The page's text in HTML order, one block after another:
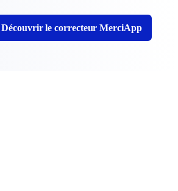
Découvrir le correcteur MerciApp